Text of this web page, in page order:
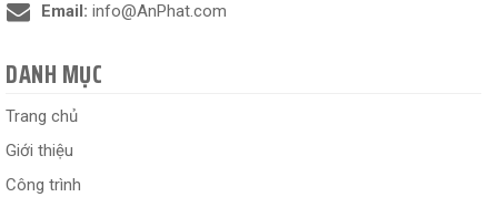
Email: info@AnPhat.com
DANH MỤC
Trang chủ
Giới thiệu
Công trình